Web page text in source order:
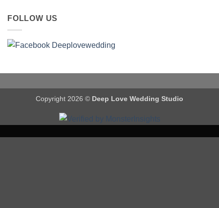
FOLLOW US
Copyright 2026 © Deep Love Wedding Studio